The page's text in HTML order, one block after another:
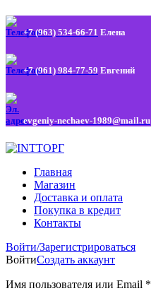
+7 (963) 534-66-71 Елена
+7 (961) 984-77-59 Евгений
evgeniy-nechaev-1989@mail.ru
Главная
Магазин
Доставка и оплата
Покупка в кредит
Контакты
Войти/Зарегистрироваться
ВойтиСоздать аккаунт
Имя пользователя или Email *